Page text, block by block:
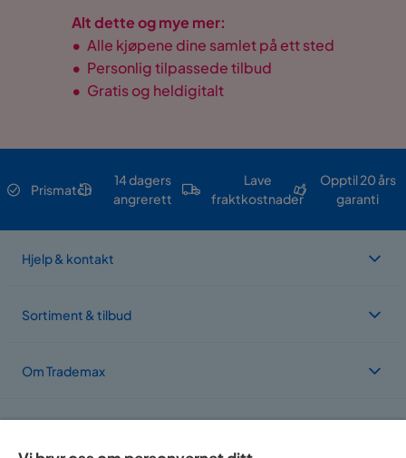
Alt dette og mye mer:
• Alle kjøpene dine samlet på ett sted
• Personlig tilpassede tilbud
• Gratis og heldigitalt
Prismatch
14 dagers
angrerett
Lave
fraktkostnader
Opptil 20 års
garanti
Hjelp & kontakt
Sortiment & tilbud
Om Trademax